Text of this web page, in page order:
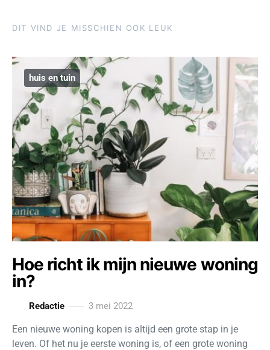
DIT VIND JE MISSCHIEN OOK LEUK
huis en tuin
Hoe richt ik mijn nieuwe woning
in?
Redactie 3 mei 2022
Een nieuwe woning kopen is altijd een grote stap in je
leven. Of het nu je eerste woning is, of een grote woning